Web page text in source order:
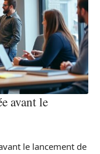
avant le
le lancement de